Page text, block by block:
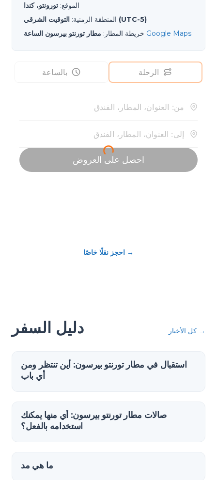
الموقع: تورونتو، كندا
المنطقة الزمنية:
التوقيت الشرقي (UTC-5)
خريطة المطار : مطار تورنتو بيرسون الساعة Google Maps
احجز نقلًا خاصًا →
دليل السفر كل الأخبار →
استقبال في مطار تورنتو بيرسون: أين تنتظر ومن
أي باب
صالات مطار تورنتو بيرسون: أي منها يمكنك
استخدامه بالفعل؟
ما هي مد